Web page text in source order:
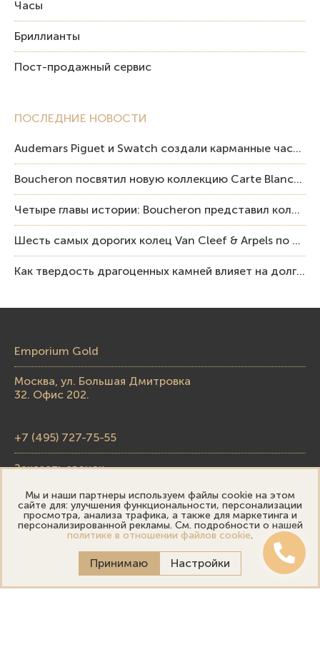
ПОСЛЕДНИЕ НОВОСТИ
Audemars Piguet и Swatch создали карманные часы в эстетике Royal Oak и Pop Art
Boucheron посвятил новую коллекцию Carte Blanche Human Being человеку и силе мастерства
Четыре главы истории: Boucheron представил коллекцию «Nom: Boucheron, Prénom: Frédéric»
Шесть самых дорогих колец Van Cleef & Arpels по итогам аукционов Sotheby’s
Как твердость драгоценных камней влияет на долговечность ювелирных изделий
Часы
Бриллианты
Пост-продажный сервис
Emporium Gold
Москва, ул. Большая Дмитровка
32. Офис 202.
+7 (495) 727-75-55
Заказать звонок
skupka@emporiumgold.com
sale@emporiumgold.com
Режим работы:
Пн-Пт: 10:00–20:00
Мы и наши партнеры используем файлы cookie на этом
сайте для: улучшения функциональности, персонализации
просмотра, анализа трафика, а также для маркетинга и
персонализированной рекламы. См. подробности о нашей
политике в отношении файлов cookie.
Принимаю Настройки